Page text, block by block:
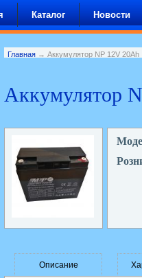
Каталог Новости
Главная → Аккумулятор NP 12V 20Ah
Аккумулятор
Описание